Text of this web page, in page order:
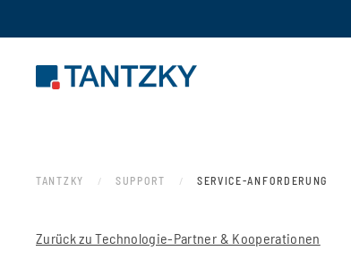
Zum Hauptinhalt springen
TANTZKY SUPPORT SERVICE-ANFORDERUNG
Zurück zu Technologie-Partner & Kooperationen